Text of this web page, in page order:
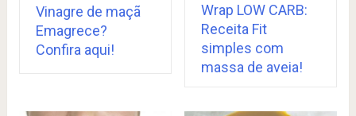
Vinagre de maçã
Emagrece?
Confira aqui!
Wrap LOW CARB:
Receita Fit
simples com
massa de aveia!